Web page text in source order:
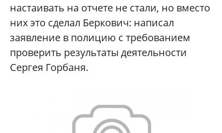
настаивать на отчете не стали, но вместо
них это сделал Беркович: написал
заявление в полицию с требованием
проверить результаты деятельности
Сергея Горбаня.